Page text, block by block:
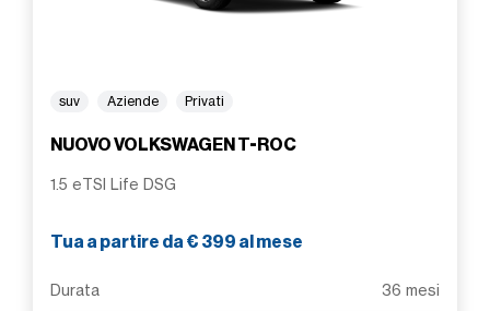
suv Aziende Privati
NUOVO VOLKSWAGEN T-ROC
1.5 eTSI Life DSG
Tua a partire da € 399 al mese
Durata 36 mesi